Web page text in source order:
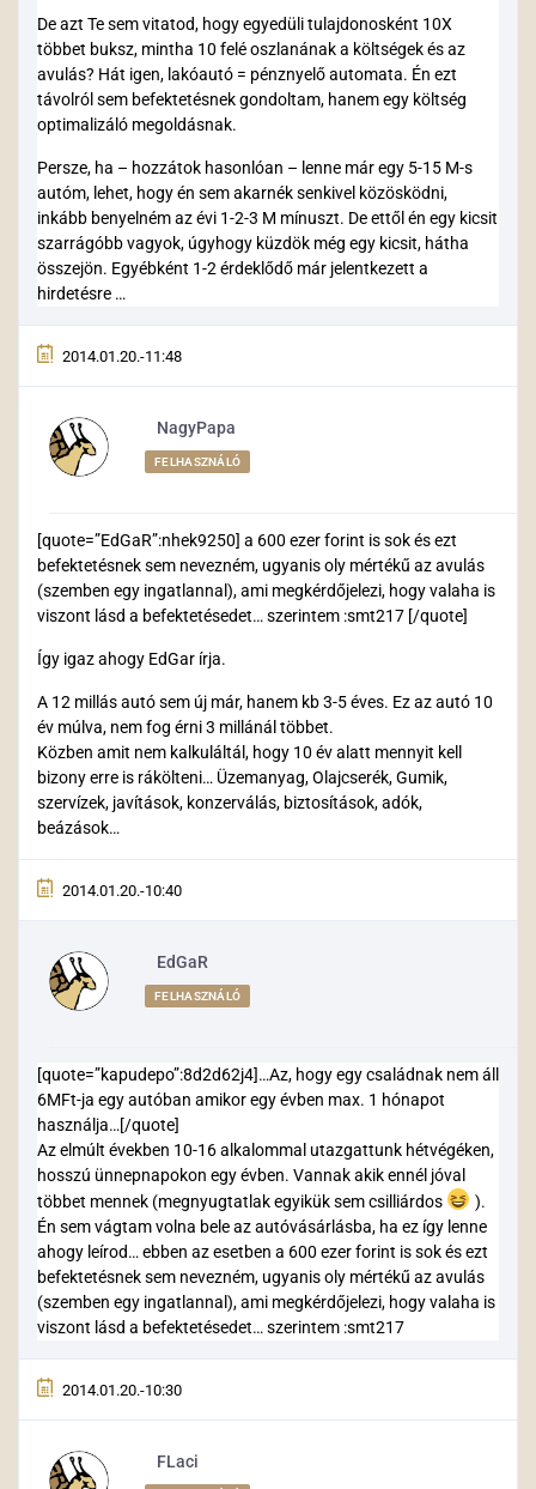
De azt Te sem vitatod, hogy egyedüli tulajdonosként 10X
többet buksz, mintha 10 felé oszlanának a költségek és az
avulás? Hát igen, lakóautó = pénznyelő automata. Én ezt
távolról sem befektetésnek gondoltam, hanem egy költség
optimalizáló megoldásnak.
Persze, ha – hozzátok hasonlóan – lenne már egy 5-15 M-s
autóm, lehet, hogy én sem akarnék senkivel közösködni,
inkább benyelném az évi 1-2-3 M mínuszt. De ettől én egy kicsit
szarrágóbb vagyok, úgyhogy küzdök még egy kicsit, hátha
összejön. Egyébként 1-2 érdeklődő már jelentkezett a
hirdetésre …
2014.01.20.-11:48
NagyPapa
FELHASZNÁLÓ
[quote=”EdGaR”:nhek9250] a 600 ezer forint is sok és ezt
befektetésnek sem nevezném, ugyanis oly mértékű az avulás
(szemben egy ingatlannal), ami megkérdőjelezi, hogy valaha is
viszont lásd a befektetésedet… szerintem :smt217 [/quote]
Így igaz ahogy EdGar írja.
A 12 millás autó sem új már, hanem kb 3-5 éves. Ez az autó 10
év múlva, nem fog érni 3 millánál többet.
Közben amit nem kalkuláltál, hogy 10 év alatt mennyit kell
bizony erre is rákölteni… Üzemanyag, Olajcserék, Gumik,
szervízek, javítások, konzerválás, biztosítások, adók,
beázások…
2014.01.20.-10:40
EdGaR
FELHASZNÁLÓ
[quote=”kapudepo”:8d2d62j4]…Az, hogy egy családnak nem áll
6MFt-ja egy autóban amikor egy évben max. 1 hónapot
használja…[/quote]
Az elmúlt években 10-16 alkalommal utazgattunk hétvégéken,
hosszú ünnepnapokon egy évben. Vannak akik ennél jóval
többet mennek (megnyugtatlak egyikük sem csilliárdos
).
Én sem vágtam volna bele az autóvásárlásba, ha ez így lenne
ahogy leírod… ebben az esetben a 600 ezer forint is sok és ezt
befektetésnek sem nevezném, ugyanis oly mértékű az avulás
(szemben egy ingatlannal), ami megkérdőjelezi, hogy valaha is
viszont lásd a befektetésedet… szerintem :smt217
2014.01.20.-10:30
FLaci